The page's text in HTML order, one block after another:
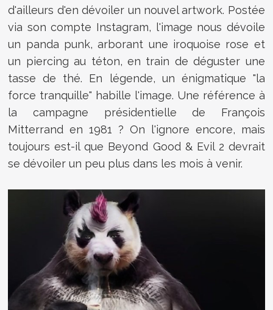
d'ailleurs d'en dévoiler un nouvel artwork. Postée
via son compte Instagram, l'image nous dévoile
un panda punk, arborant une iroquoise rose et
un piercing au téton, en train de déguster une
tasse de thé. En légende, un énigmatique "la
force tranquille" habille l'image. Une référence à
la campagne présidentielle de François
Mitterrand en 1981 ? On l'ignore encore, mais
toujours est-il que Beyond Good & Evil 2 devrait
se dévoiler un peu plus dans les mois à venir.